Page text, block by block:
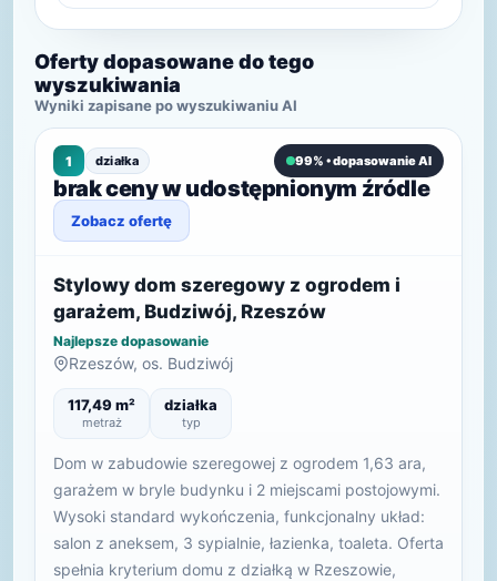
Oferty dopasowane do tego
wyszukiwania
Wyniki zapisane po wyszukiwaniu AI
1 działka 99% • dopasowanie AI
brak ceny w udostępnionym źródle
Zobacz ofertę
Stylowy dom szeregowy z ogrodem i
garażem, Budziwój, Rzeszów
Najlepsze dopasowanie
Rzeszów, os. Budziwój
117,49 m²
metraż
działka
typ
Dom w zabudowie szeregowej z ogrodem 1,63 ara,
garażem w bryle budynku i 2 miejscami postojowymi.
Wysoki standard wykończenia, funkcjonalny układ:
salon z aneksem, 3 sypialnie, łazienka, toaleta. Oferta
spełnia kryterium domu z działką w Rzeszowie,